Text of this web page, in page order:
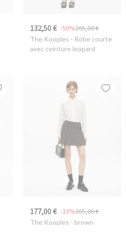
132,50 € 265,00 €
-50%
The Kooples - Robe courte
avec ceinture leopard
177,00 € 265,00 €
-33%
The Kooples - brown